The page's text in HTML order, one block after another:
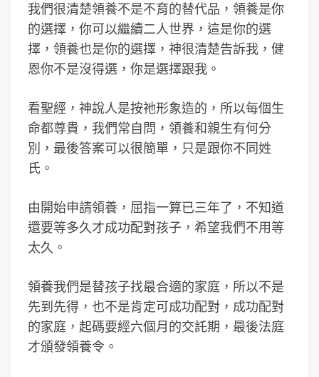
我們很清楚領養不是不育的替代品，領養是你
的選擇，你可以繼續二人世界，這是你的選
擇，領養也是你的選擇，神很清楚告訴我，健
恩你不是沒得選，你是選擇跟我。
看聖經，神說人是按祂形象造的，所以每個生
命都尊貴，我們常自問，領養和親生有何分
別，最後答案可以很簡單，只是跟你不同姓
氏。
由開始申請領養，屈指一算已三年了，不知道
還要等多久才成功配對孩子，希望我們不用等
太久。
領養我們是替孩子找最合適的家庭，所以不是
先到先得，也不是肯定可成功配對，成功配對
的家庭，起碼要經六個月的交託期，最後法庭
才頒發領養令。